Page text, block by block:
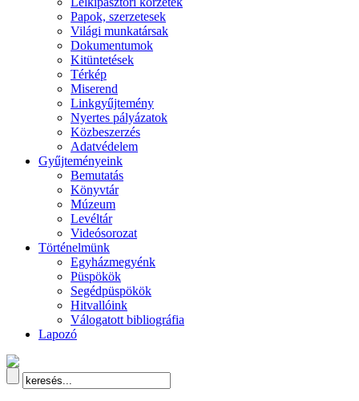
Papok, szerzetesek
Világi munkatársak
Dokumentumok
Kitüntetések
Térkép
Miserend
Linkgyűjtemény
Nyertes pályázatok
Közbeszerzés
Adatvédelem
Gyűjteményeink
Bemutatás
Könyvtár
Múzeum
Levéltár
Videósorozat
Történelmünk
Egyházmegyénk
Püspökök
Segédpüspökök
Hitvallóink
Válogatott bibliográfia
Lapozó